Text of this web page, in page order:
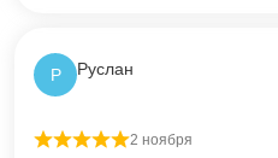
Р Руслан
Оценка5из 5
2 ноября